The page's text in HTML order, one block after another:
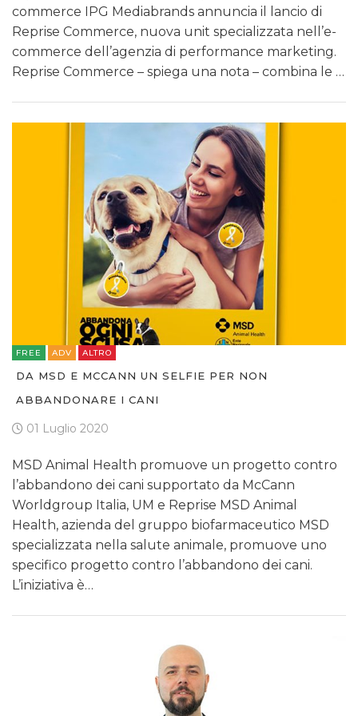
commerce IPG Mediabrands annuncia il lancio di
Reprise Commerce, nuova unit specializzata nell’e-
commerce dell’agenzia di performance marketing.
Reprise Commerce – spiega una nota – combina le …
FREE ADV ALTRO
DA MSD E MCCANN UN SELFIE PER NON
ABBANDONARE I CANI
01 Luglio 2020
MSD Animal Health promuove un progetto contro
l’abbandono dei cani supportato da McCann
Worldgroup Italia, UM e Reprise MSD Animal
Health, azienda del gruppo biofarmaceutico MSD
specializzata nella salute animale, promuove uno
specifico progetto contro l’abbandono dei cani.
L’iniziativa è…